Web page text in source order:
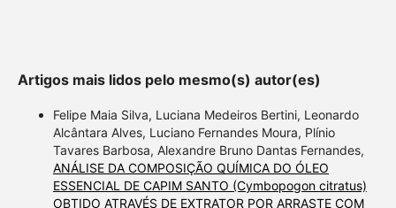
Artigos mais lidos pelo mesmo(s) autor(es)
Felipe Maia Silva, Luciana Medeiros Bertini, Leonardo
Alcântara Alves, Luciano Fernandes Moura, Plínio
Tavares Barbosa, Alexandre Bruno Dantas Fernandes,
ANÁLISE DA COMPOSIÇÃO QUÍMICA DO ÓLEO
ESSENCIAL DE CAPIM SANTO (Cymbopogon citratus)
OBTIDO ATRAVÉS DE EXTRATOR POR ARRASTE COM